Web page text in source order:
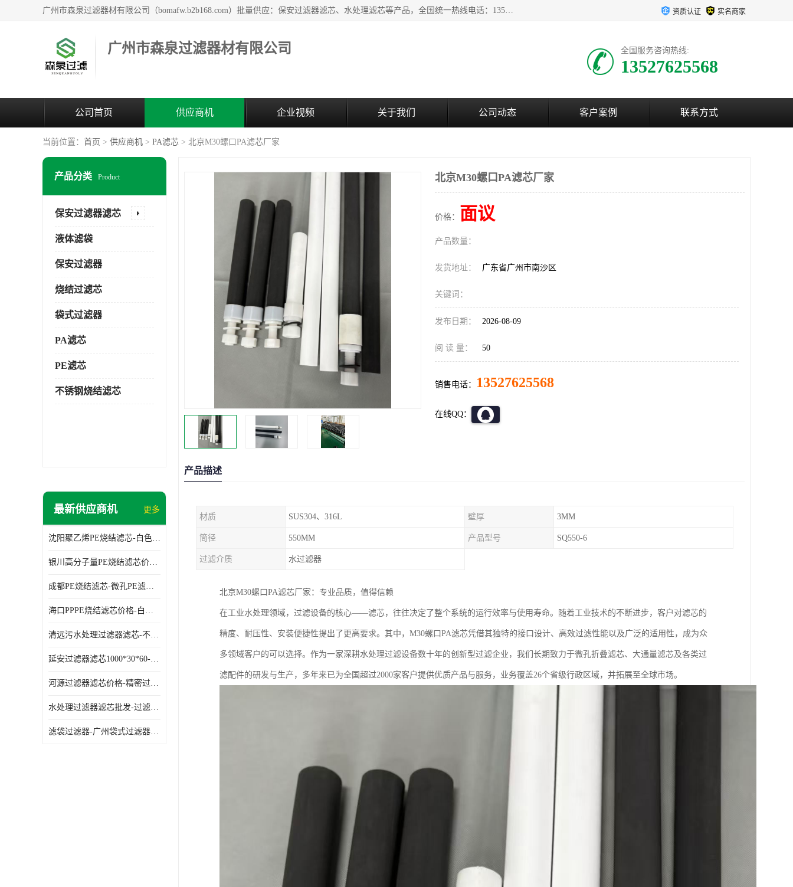
广州市森泉过滤器材有限公司（bomafw.b2b168.com）批量供应：保安过滤器滤芯、水处理滤芯等产品，全国统一热线电话：13527625568。广州市森泉过滤器材有限公司数十年专注于水处理过滤设备的工作，积累了丰富的经验，取得了行业的业绩和成果。 资质认证 实名商家
广州市森泉过滤器材有限公司 全国服务咨询热线:
13527625568
公司首页 供应商机 企业视频 关于我们 公司动态 客户案例 联系方式
当前位置： 首页 > 供应商机 > PA滤芯 > 北京M30螺口PA滤芯厂家
产品分类 Product
保安过滤器滤芯
液体滤袋
保安过滤器
烧结过滤芯
袋式过滤器
PA滤芯
PE滤芯
不锈钢烧结滤芯
最新供应商机 更多
沈阳聚乙烯PE烧结滤芯-白色PE滤芯-使用寿命长
银川高分子量PE烧结滤芯价格-过滤器PE滤芯-高流通能力
成都PE烧结滤芯-微孔PE滤芯-拆洗方便
海口PPPE烧结滤芯价格-白色PE滤芯-各种规格定制
清远污水处理过滤器滤芯-不锈钢过滤器-欢迎来电咨询
延安过滤器滤芯1000*30*60-水过滤筒-型号齐全
河源过滤器滤芯价格-精密过滤器-大流量滤芯
水处理过滤器滤芯批发-过滤器水过滤-节能环保
滤袋过滤器-广州袋式过滤器厂家-经久耐用
北京M30螺口PA滤芯厂家
价格： 面议
产品数量：
发货地址： 广东省广州市南沙区
关键词：
发布日期： 2026-08-09
阅 读 量： 50
销售电话： 13527625568
在线QQ：
产品描述
材质 SUS304、316L 壁厚 3MM
筒径 550MM 产品型号 SQ550-6
过滤介质 水过滤器
北京M30螺口PA滤芯厂家：专业品质，值得信赖
在工业水处理领域，过滤设备的核心——滤芯，往往决定了整个系统的运行效率与使用寿命。随着工业技术的不断进步，客户对滤芯的
精度、耐压性、安装便捷性提出了更高要求。其中，M30螺口PA滤芯凭借其独特的接口设计、高效过滤性能以及广泛的适用性，成为众
多领域客户的可以选择。作为一家深耕水处理过滤设备数十年的创新型过滤企业，我们长期致力于微孔折叠滤芯、大通量滤芯及各类过
滤配件的研发与生产，多年来已为全国超过2000家客户提供优质产品与服务，业务覆盖26个省级行政区域，并拓展至全球市场。